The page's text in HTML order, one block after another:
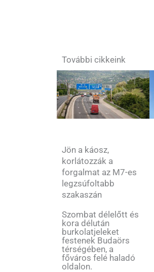
További cikkeink
Jön a káosz,
korlátozzák a
forgalmat az M7-es
legzsúfoltabb
szakaszán
Szombat délelőtt és
kora délután
burkolatjeleket
festenek Budaörs
térségében, a
főváros felé haladó
oldalon.